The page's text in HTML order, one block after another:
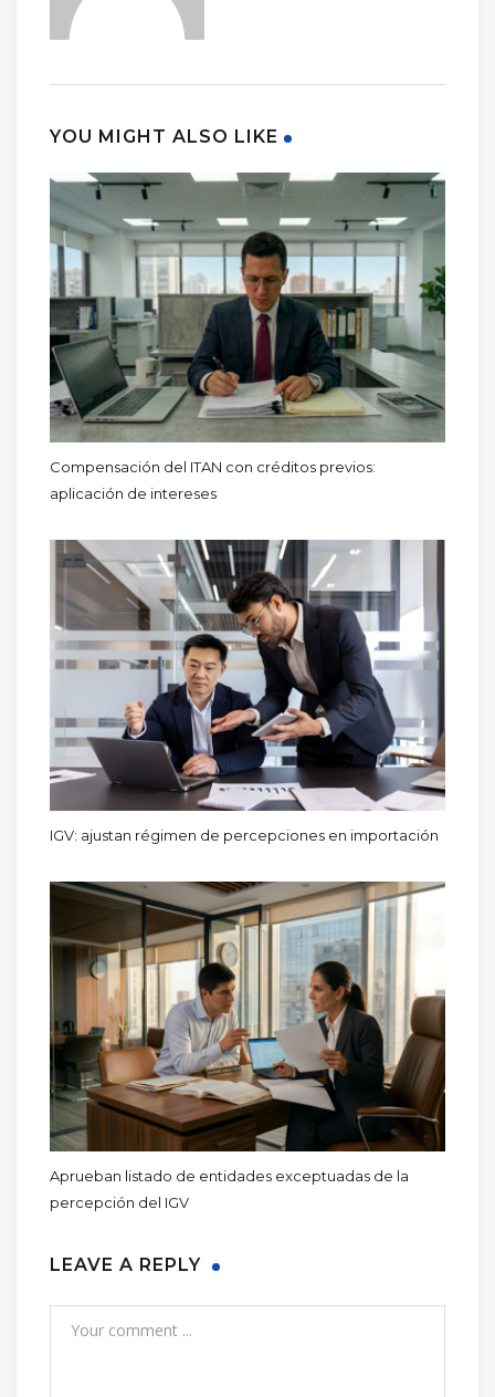
YOU MIGHT ALSO LIKE
Compensación del ITAN con créditos previos:
aplicación de intereses
IGV: ajustan régimen de percepciones en importación
Aprueban listado de entidades exceptuadas de la
percepción del IGV
LEAVE A REPLY